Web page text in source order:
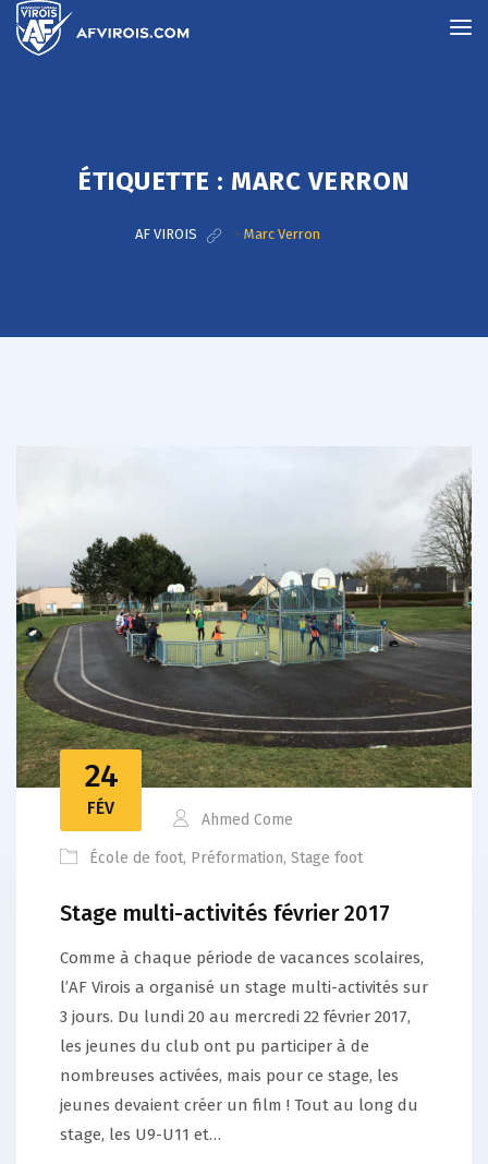
ÉTIQUETTE : MARC VERRON
AF VIROIS > Marc Verron
24
FÉV
Ahmed Come
École de foot, Préformation, Stage foot
Stage multi-activités février 2017
Comme à chaque période de vacances scolaires,
l’AF Virois a organisé un stage multi-activités sur
3 jours. Du lundi 20 au mercredi 22 février 2017,
les jeunes du club ont pu participer à de
nombreuses activées, mais pour ce stage, les
jeunes devaient créer un film ! Tout au long du
stage, les U9-U11 et…